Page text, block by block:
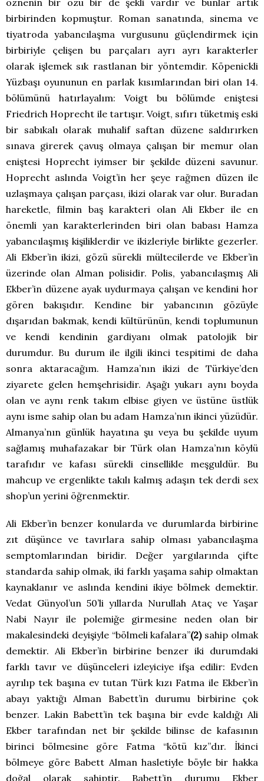
birbirinden kopmuştur. Roman sanatında, sinema ve
tiyatroda yabancılaşma vurgusunu güçlendirmek için
birbiriyle çelişen bu parçaları ayrı ayrı karakterler
olarak işlemek sık rastlanan bir yöntemdir. Köpenickli
Yüzbaşı oyununun en parlak kısımlarından biri olan 14.
bölümünü hatırlayalım: Voigt bu bölümde eniştesi
Friedrich Hoprecht ile tartışır. Voigt, sıfırı tüketmiş eski
bir sabıkalı olarak muhalif saftan düzene saldırırken
sınava girerek çavuş olmaya çalışan bir memur olan
eniştesi Hoprecht iyimser bir şekilde düzeni savunur.
Hoprecht aslında Voigt’in her şeye rağmen düzen ile
uzlaşmaya çalışan parçası, ikizi olarak var olur. Buradan
hareketle, filmin baş karakteri olan Ali Ekber ile en
önemli yan karakterlerinden biri olan babası Hamza
yabancılaşmış kişiliklerdir ve ikizleriyle birlikte gezerler.
Ali Ekber’in ikizi, gözü sürekli mültecilerde ve Ekber’in
üzerinde olan Alman polisidir. Polis, yabancılaşmış Ali
Ekber’in düzene ayak uydurmaya çalışan ve kendini hor
gören bakışıdır. Kendine bir yabancının gözüyle
dışarıdan bakmak, kendi kültürünün, kendi toplumunun
ve kendi kendinin gardiyanı olmak patolojik bir
durumdur. Bu durum ile ilgili ikinci tespitimi de daha
sonra aktaracağım. Hamza’nın ikizi de Türkiye’den
ziyarete gelen hemşehrisidir. Aşağı yukarı aynı boyda
olan ve aynı renk takım elbise giyen ve üstüne üstlük
aynı isme sahip olan bu adam Hamza’nın ikinci yüzüdür.
Almanya’nın günlük hayatına şu veya bu şekilde uyum
sağlamış muhafazakar bir Türk olan Hamza’nın köylü
tarafıdır ve kafası sürekli cinsellikle meşguldür. Bu
mahcup ve ergenlikte takılı kalmış adaşın tek derdi sex
shop’un yerini öğrenmektir.
Ali Ekber’in benzer konularda ve durumlarda birbirine
zıt düşünce ve tavırlara sahip olması yabancılaşma
semptomlarından biridir. Değer yargılarında çifte
standarda sahip olmak, iki farklı yaşama sahip olmaktan
kaynaklanır ve aslında kendini ikiye bölmek demektir.
Vedat Günyol’un 50’li yıllarda Nurullah Ataç ve Yaşar
Nabi Nayır ile polemiğe girmesine neden olan bir
makalesindeki deyişiyle “bölmeli kafalara”(2)sahip olmak
demektir. Ali Ekber’in birbirine benzer iki durumdaki
farklı tavır ve düşünceleri izleyiciye ifşa edilir: Evden
ayrılıp tek başına ev tutan Türk kızı Fatma ile Ekber’in
abayı yaktığı Alman Babett’in durumu birbirine çok
benzer. Lakin Babett’in tek başına bir evde kaldığı Ali
Ekber tarafından net bir şekilde bilinse de kafasının
birinci bölmesine göre Fatma “kötü kız”dır. İkinci
bölmeye göre Babett Alman hasletiyle böyle bir hakka
doğal olarak sahiptir. Babett’in durumu Ekber